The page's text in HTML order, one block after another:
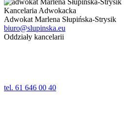
Kancelaria Adwokacka
Adwokat Marlena Słupińska-Strysik
biuro@slupinska.eu
Oddziały kancelarii
tel. 61 646 00 40